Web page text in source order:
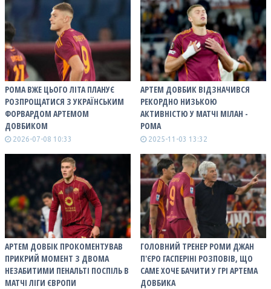
РОМА ВЖЕ ЦЬОГО ЛІТА ПЛАНУЄ
РОЗПРОЩАТИСЯ З УКРАЇНСЬКИМ
ФОРВАРДОМ АРТЕМОМ
ДОВБИКОМ
2026-07-08 10:33
АРТЕМ ДОВБИК ВІДЗНАЧИВСЯ
РЕКОРДНО НИЗЬКОЮ
АКТИВНІСТЮ У МАТЧІ МІЛАН -
РОМА
2025-11-03 13:32
АРТЕМ ДОВБІК ПРОКОМЕНТУВАВ
ПРИКРИЙ МОМЕНТ З ДВОМА
НЕЗАБИТИМИ ПЕНАЛЬТІ ПОСПІЛЬ В
МАТЧІ ЛІГИ ЄВРОПИ
ГОЛОВНИЙ ТРЕНЕР РОМИ ДЖАН
П'ЄРО ГАСПЕРІНІ РОЗПОВІВ, ЩО
САМЕ ХОЧЕ БАЧИТИ У ГРІ АРТЕМА
ДОВБИКА